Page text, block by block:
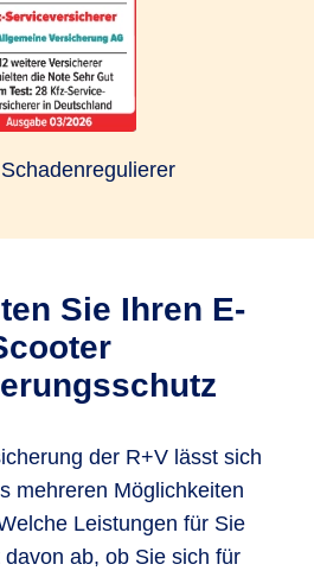
Sie Ihren E-
der R+V lässt sich
mehreren Möglichkeiten
Leistungen für Sie
ab, ob Sie sich für